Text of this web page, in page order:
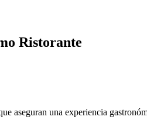
Ristorante
aseguran una experiencia